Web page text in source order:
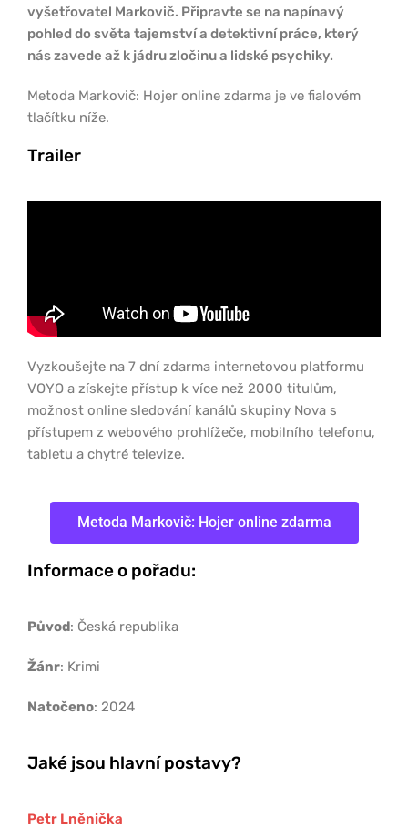
vyšetřovatel Markovič. Připravte se na napínavý
pohled do světa tajemství a detektivní práce, který
nás zavede až k jádru zločinu a lidské psychiky.
Metoda Markovič: Hojer online zdarma je ve fialovém
tlačítku níže.
Trailer
Vyzkoušejte na 7 dní zdarma internetovou platformu
VOYO a získejte přístup k více než 2000 titulům,
možnost online sledování kanálů skupiny Nova s
přístupem z webového prohlížeče, mobilního telefonu,
tabletu a chytré televize.
Metoda Markovič: Hojer online zdarma
Informace o pořadu:
Původ: Česká republika
Žánr: Krimi
Natočeno: 2024
Jaké jsou hlavní postavy?
Petr Lněnička